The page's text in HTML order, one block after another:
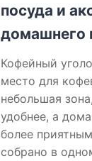
посуда и
домашнего
Кофейный
место для
небольшая
удобнее, а
более
собрано в